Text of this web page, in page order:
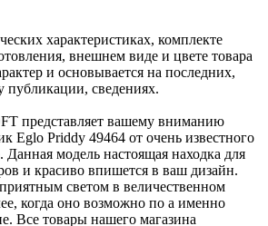
характеристиках, комплекте
внешнем виде и цвете товара
и основывается на последних,
публикации, сведениях.
представляет вашему вниманию
Eglo Priddy 49464 от очень известного
Данная модель настоящая находка для
и красиво впишется в ваш дизайн.
светом в величественном
когда оно возможно по а именно
Все товары нашего магазина